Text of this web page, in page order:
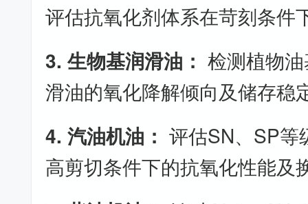
评估抗氧化剂体系在苛刻条件
3. 生物基润滑油： 检测植物
滑油的氧化降解倾向及储存稳
4. 汽油机油： 评估SN、SP等
高剪切条件下的抗氧化性能及